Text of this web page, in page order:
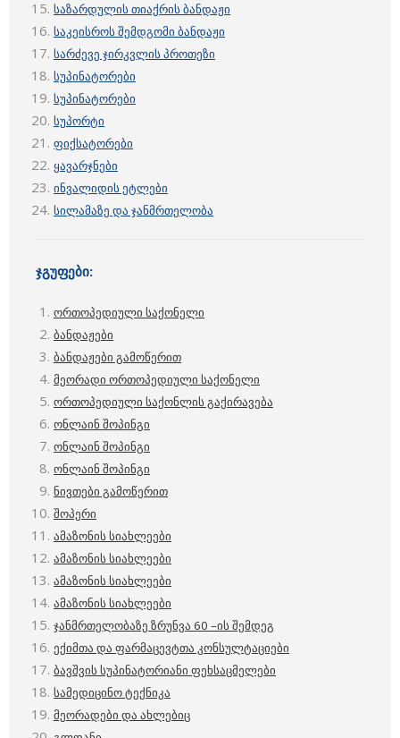
საზარდულის თიაქრის ბანდაჟი
საკეისროს შემდგომი ბანდაჟი
სარძევე ჯირკვლის პროთეზი
სუპინატორები
სუპინატორები
სუპორტი
ფიქსატორები
ყავარჯნები
ინვალიდის ეტლები
სილამაზე და ჯანმრთელობა
ჯგუფები:
ორთოპედიული საქონელი
ბანდაჟები
ბანდაჟები გამოწერით
მეორადი ორთოპედიული საქონელი
ორთოპედიული საქონლის გაქირავება
ონლაინ შოპინგი
ონლაინ შოპინგი
ონლაინ შოპინგი
ნივთები გამოწერით
შოპერი
ამაზონის სიახლეები
ამაზონის სიახლეები
ამაზონის სიახლეები
ამაზონის სიახლეები
ჯანმრთელობაზე ზრუნვა 60 –ის შემდეგ
ექიმთა და ფარმაცევტთა კონსულტაციები
ბავშვის სუპინატორიანი ფეხსაცმელები
სამედიცინო ტექნიკა
მეორადები და ახლებიც